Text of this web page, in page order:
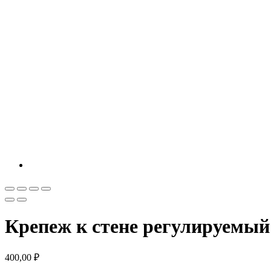
Крепеж к стене
400,00 ₽